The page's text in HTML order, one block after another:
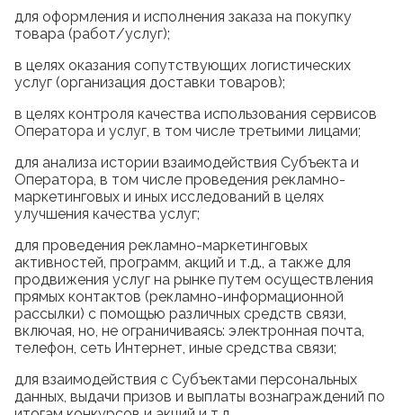
для оформления и исполнения заказа на покупку
товара (работ/услуг);
в целях оказания сопутствующих логистических
услуг (организация доставки товаров);
в целях контроля качества использования сервисов
Оператора и услуг, в том числе третьими лицами;
для анализа истории взаимодействия Субъекта и
Оператора, в том числе проведения рекламно-
маркетинговых и иных исследований в целях
улучшения качества услуг;
для проведения рекламно-маркетинговых
активностей, программ, акций и т.д., а также для
продвижения услуг на рынке путем осуществления
прямых контактов (рекламно-информационной
рассылки) с помощью различных средств связи,
включая, но, не ограничиваясь: электронная почта,
телефон, сеть Интернет, иные средства связи;
для взаимодействия с Субъектами персональных
данных, выдачи призов и выплаты вознаграждений по